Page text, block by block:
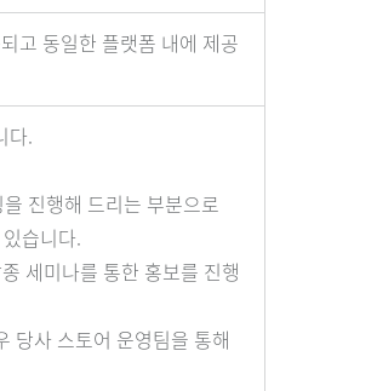
고 동일한 플랫폼 내에 제공
다.
진행해 드리는 부분으로
습니다.
세미나를 통한 홍보를 진행
당사 스토어 운영팀을 통해